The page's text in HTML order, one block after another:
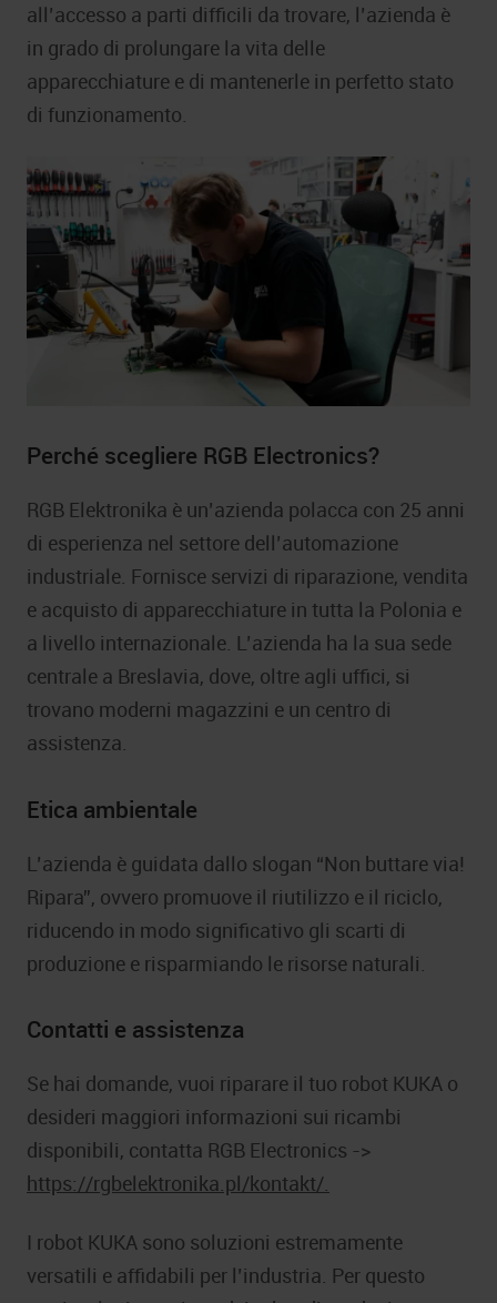
all’accesso a parti difficili da trovare, l’azienda è
in grado di prolungare la vita delle
apparecchiature e di mantenerle in perfetto stato
di funzionamento.
Perché scegliere RGB Electronics?
RGB Elektronika è un’azienda polacca con 25 anni
di esperienza nel settore dell’automazione
industriale. Fornisce servizi di riparazione, vendita
e acquisto di apparecchiature in tutta la Polonia e
a livello internazionale. L’azienda ha la sua sede
centrale a Breslavia, dove, oltre agli uffici, si
trovano moderni magazzini e un centro di
assistenza.
Etica ambientale
L’azienda è guidata dallo slogan “Non buttare via!
Ripara”, ovvero promuove il riutilizzo e il riciclo,
riducendo in modo significativo gli scarti di
produzione e risparmiando le risorse naturali.
Contatti e assistenza
Se hai domande, vuoi riparare il tuo robot KUKA o
desideri maggiori informazioni sui ricambi
disponibili, contatta RGB Electronics ->
https://rgbelektronika.pl/kontakt/.
I robot KUKA sono soluzioni estremamente
versatili e affidabili per l’industria. Per questo